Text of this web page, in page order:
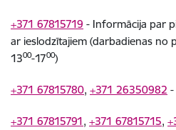
+371 67815719 - Informācija par
ar ieslodzītajiem (darbadienas no
1300-1700)
+371 67815780, +371 26350982 -
+371 67815791, +371 67815715,